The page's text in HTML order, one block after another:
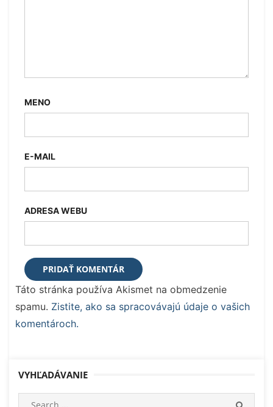
MENO
E-MAIL
ADRESA WEBU
Táto stránka používa Akismet na obmedzenie
spamu. Zistite, ako sa spracovávajú údaje o vašich
komentároch.
VYHĽADÁVANIE